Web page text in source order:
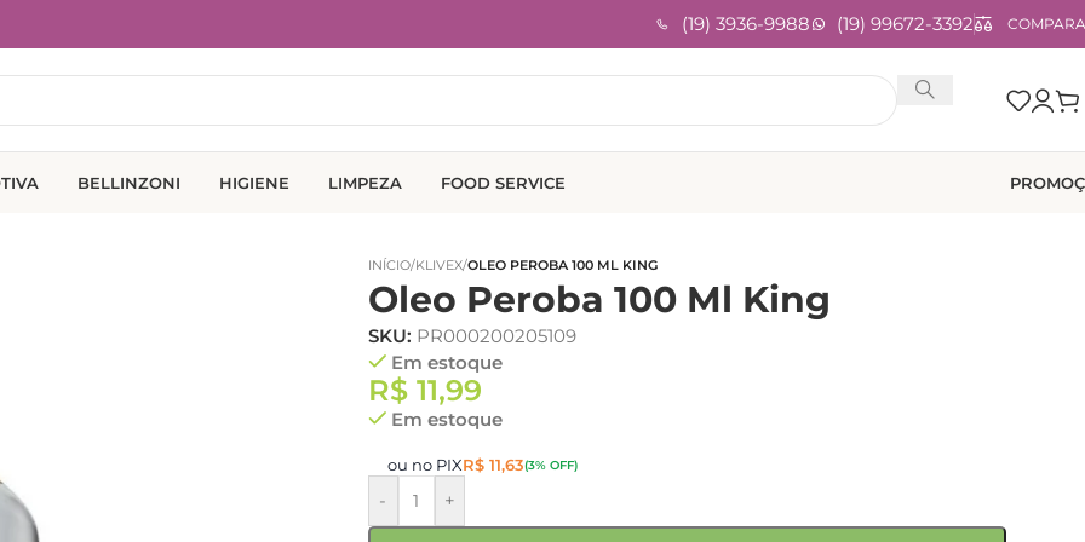
(19) 3936-9988 (19) 99672-3392
BELLINZONI HIGIENE LIMPEZA FOOD SERVICE
INÍCIO/KLIVEX/OLEO PEROBA 100 ML KING
Oleo Peroba 100 Ml King
SKU: PR000200205109
Em estoque
R$11,99
Em estoque
ou no PIXR$11,63(3% OFF)
- +